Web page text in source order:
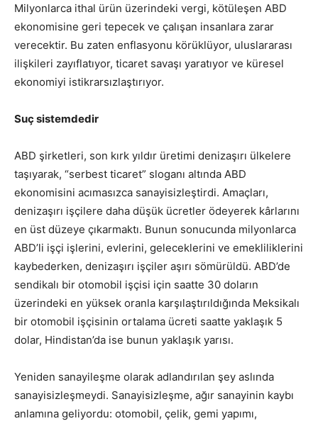
Milyonlarca ithal ürün üzerindeki vergi, kötüleşen ABD
ekonomisine geri tepecek ve çalışan insanlara zarar
verecektir. Bu zaten enflasyonu körüklüyor, uluslararası
ilişkileri zayıflatıyor, ticaret savaşı yaratıyor ve küresel
ekonomiyi istikrarsızlaştırıyor.
Suç sistemdedir
ABD şirketleri, son kırk yıldır üretimi denizaşırı ülkelere
taşıyarak, “serbest ticaret” sloganı altında ABD
ekonomisini acımasızca sanayisizleştirdi. Amaçları,
denizaşırı işçilere daha düşük ücretler ödeyerek kârlarını
en üst düzeye çıkarmaktı. Bunun sonucunda milyonlarca
ABD’li işçi işlerini, evlerini, geleceklerini ve emekliliklerini
kaybederken, denizaşırı işçiler aşırı sömürüldü. ABD’de
sendikalı bir otomobil işçisi için saatte 30 doların
üzerindeki en yüksek oranla karşılaştırıldığında Meksikalı
bir otomobil işçisinin ortalama ücreti saatte yaklaşık 5
dolar, Hindistan’da ise bunun yaklaşık yarısı.
Yeniden sanayileşme olarak adlandırılan şey aslında
sanayisizleşmeydi. Sanayisizleşme, ağır sanayinin kaybı
anlamına geliyordu: otomobil, çelik, gemi yapımı,